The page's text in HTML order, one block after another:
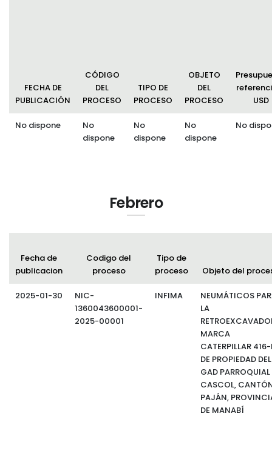
Plan Anual Contratación - PAC
Plan Operativo Anual - POA
Convenios Institucionales
Procesos de contratación
Ejecución Presupuestaria
FECHA DE
PUBLICACIÓN
CÓDIGO
DEL
PROCESO
TIPO DE
PROCESO
OBJETO
DEL
PROCESO
USD
No dispone
No
dispone
No
dispone
No
dispone
No
Febrero
Fecha de
publicacion
Codigo del
proceso
Tipo de
proceso
Objeto del
2025-01-30
NIC-
1360043600001-
2025-00001
INFIMA
NEUMÁTICOS
LA
MARCA
CATERPILLAR 416-
DE PROPIEDAD DEL
GAD PARROQUIAL
CASCOL,
PAJÁN,
DE MANABÍ